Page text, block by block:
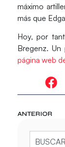
máximo
más que
Hoy, por
Bregenz.
página web
ANTERIOR